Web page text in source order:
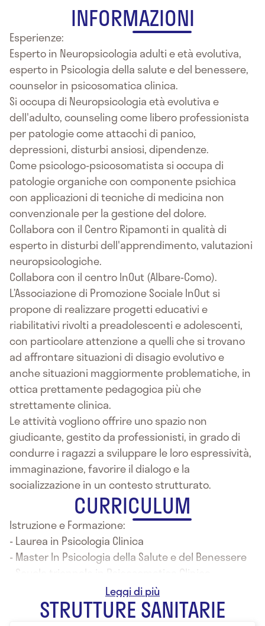
INFORMAZIONI
Esperienze:
Esperto in Neuropsicologia adulti e età evolutiva,
esperto in Psicologia della salute e del benessere,
counselor in psicosomatica clinica.
Si occupa di Neuropsicologia età evolutiva e
dell'adulto, counseling come libero professionista
per patologie come attacchi di panico,
depressioni, disturbi ansiosi, dipendenze.
Come psicologo-psicosomatista si occupa di
patologie organiche con componente psichica
con applicazioni di tecniche di medicina non
convenzionale per la gestione del dolore.
Collabora con il Centro Ripamonti in qualità di
esperto in disturbi dell'apprendimento, valutazioni
neuropsicologiche.
Collabora con il centro InOut (Albare-Como).
L’Associazione di Promozione Sociale InOut si
propone di realizzare progetti educativi e
riabilitativi rivolti a preadolescenti e adolescenti,
con particolare attenzione a quelli che si trovano
ad affrontare situazioni di disagio evolutivo e
anche situazioni maggiormente problematiche, in
ottica prettamente pedagogica più che
strettamente clinica.
Le attività vogliono offrire uno spazio non
giudicante, gestito da professionisti, in grado di
condurre i ragazzi a sviluppare le loro espressività,
immaginazione, favorire il dialogo e la
socializzazione in un contesto strutturato.
CURRICULUM
Istruzione e Formazione:
- Laurea in Psicologia Clinica
- Master In Psicologia della Salute e del Benessere
- Scuola triennale in Psicosomatica Clinica
- Master in Neuropsicologia
STRUTTURE SANITARIE